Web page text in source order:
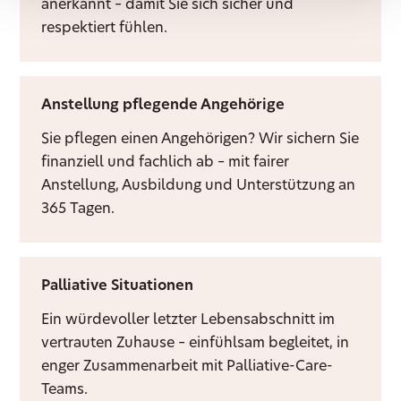
anerkannt – damit Sie sich sicher und
respektiert fühlen.
Anstellung pflegende Angehörige
Sie pflegen einen Angehörigen? Wir sichern Sie
finanziell und fachlich ab – mit fairer
Anstellung, Ausbildung und Unterstützung an
365 Tagen.
Palliative Situationen
Ein würdevoller letzter Lebensabschnitt im
vertrauten Zuhause – einfühlsam begleitet, in
enger Zusammenarbeit mit Palliative-Care-
Teams.